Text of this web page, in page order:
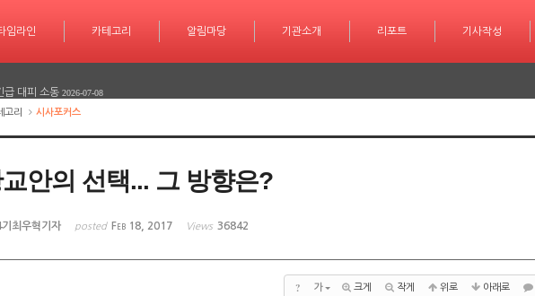
임라인 카테고리
테고리 알림마당
알림마당 기관소개
기관소개 리포트
리포트 기사작성
기사작성 제휴 · 채널
놀라운 성과 또 한번 이루다 2026-07-25
2026-06-26
계획도 인공지능 시대 2026-07-30
놀라운 성과 또 한번 이루다 2026-07-25
급 대피 소동 2026-07-08
고리 시사포커스
안의 선택... 그 방향은?
최우혁기자 posted Feb 18, 2017 Views 36842
? 가 크게 작게 위로 아래로